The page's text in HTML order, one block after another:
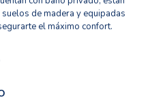
de madera y equipadas
el máximo confort.